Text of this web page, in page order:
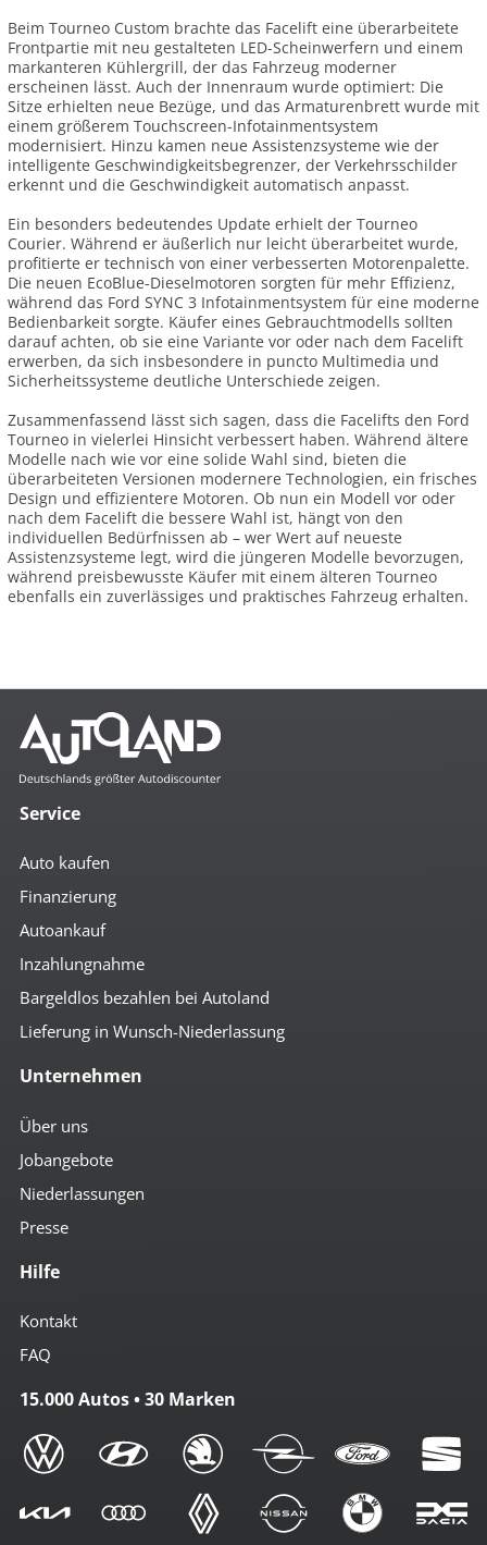
Beim Tourneo Custom brachte das Facelift eine überarbeitete
Frontpartie mit neu gestalteten LED-Scheinwerfern und einem
markanteren Kühlergrill, der das Fahrzeug moderner
erscheinen lässt. Auch der Innenraum wurde optimiert: Die
Sitze erhielten neue Bezüge, und das Armaturenbrett wurde mit
einem größerem Touchscreen-Infotainmentsystem
modernisiert. Hinzu kamen neue Assistenzsysteme wie der
intelligente Geschwindigkeitsbegrenzer, der Verkehrsschilder
erkennt und die Geschwindigkeit automatisch anpasst.
Ein besonders bedeutendes Update erhielt der Tourneo
Courier. Während er äußerlich nur leicht überarbeitet wurde,
profitierte er technisch von einer verbesserten Motorenpalette.
Die neuen EcoBlue-Dieselmotoren sorgten für mehr Effizienz,
während das Ford SYNC 3 Infotainmentsystem für eine moderne
Bedienbarkeit sorgte. Käufer eines Gebrauchtmodells sollten
darauf achten, ob sie eine Variante vor oder nach dem Facelift
erwerben, da sich insbesondere in puncto Multimedia und
Sicherheitssysteme deutliche Unterschiede zeigen.
Zusammenfassend lässt sich sagen, dass die Facelifts den Ford
Tourneo in vielerlei Hinsicht verbessert haben. Während ältere
Modelle nach wie vor eine solide Wahl sind, bieten die
überarbeiteten Versionen modernere Technologien, ein frisches
Design und effizientere Motoren. Ob nun ein Modell vor oder
nach dem Facelift die bessere Wahl ist, hängt von den
individuellen Bedürfnissen ab – wer Wert auf neueste
Assistenzsysteme legt, wird die jüngeren Modelle bevorzugen,
während preisbewusste Käufer mit einem älteren Tourneo
ebenfalls ein zuverlässiges und praktisches Fahrzeug erhalten.
Service
Auto kaufen
Finanzierung
Autoankauf
Inzahlungnahme
Bargeldlos bezahlen bei Autoland
Lieferung in Wunsch-Niederlassung
Unternehmen
Über uns
Jobangebote
Niederlassungen
Presse
Hilfe
Kontakt
FAQ
15.000 Autos • 30 Marken